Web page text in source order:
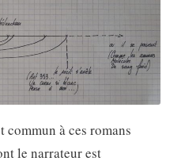
commun à ces romans
le narrateur est